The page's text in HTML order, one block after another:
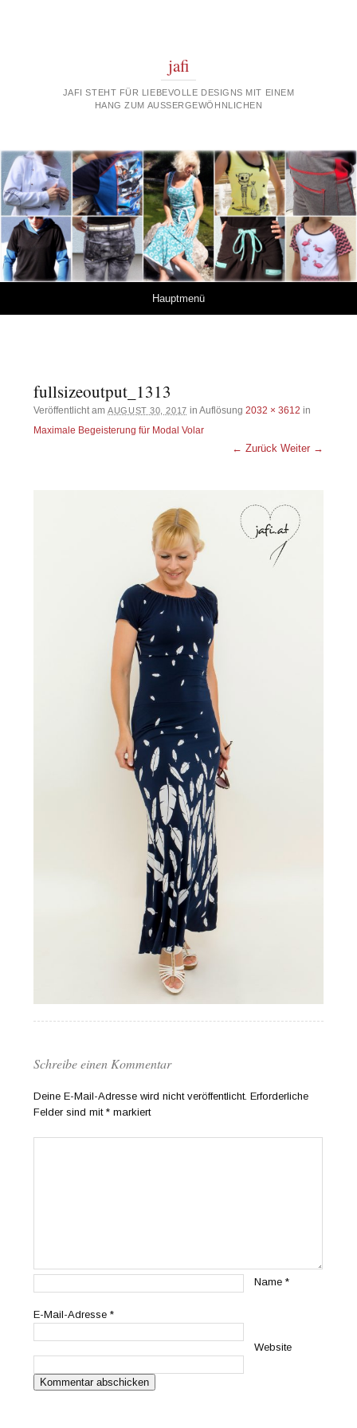
jafi
JAFI STEHT FÜR LIEBEVOLLE DESIGNS MIT EINEM
HANG ZUM AUSSERGEWÖHNLICHEN
Hauptmenü
fullsizeoutput_1313
Veröffentlicht amAUGUST 30, 2017 in Auflösung 2032 × 3612 in
Maximale Begeisterung für Modal Volar
← Zurück Weiter →
Schreibe einen Kommentar
Deine E-Mail-Adresse wird nicht veröffentlicht. Erforderliche
Felder sind mit* markiert
Name*
E-Mail-Adresse*
Website